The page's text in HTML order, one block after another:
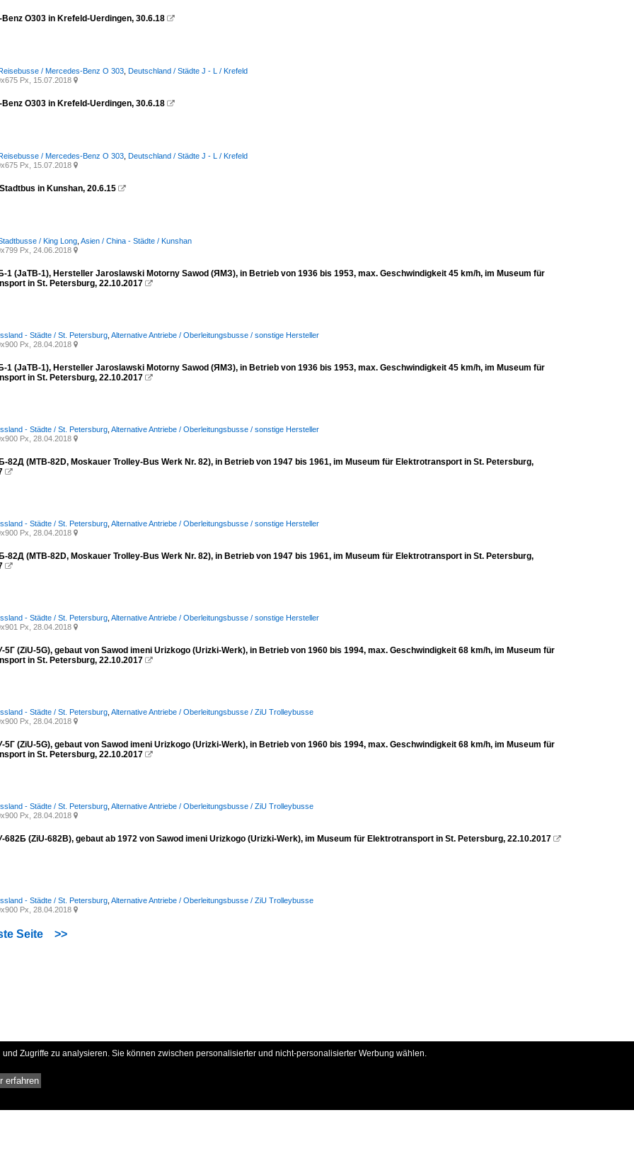
O303 in Krefeld-Uerdingen, 30.6.18 
/ Mercedes-Benz O 303 Deutschland / Städte J - L / Krefeld
Px, 15.07.2018 
O303 in Krefeld-Uerdingen, 30.6.18 
/ Mercedes-Benz O 303 Deutschland / Städte J - L / Krefeld
Px, 15.07.2018 
in Kunshan, 20.6.15 
/ King Long Asien / China - Städte / Kunshan
Px, 24.06.2018 
1 (JaTB-1), Hersteller Jaroslawski Motorny Sawod (ЯМЗ), in Betrieb von 1936 bis 1953, max. Geschwindigkeit 45 km/h, im Museum für
in St. Petersburg, 22.10.2017 
- Städte / St. Petersburg Alternative Antriebe / Oberleitungsbusse / sonstige Hersteller
Px, 28.04.2018 
1 (JaTB-1), Hersteller Jaroslawski Motorny Sawod (ЯМЗ), in Betrieb von 1936 bis 1953, max. Geschwindigkeit 45 km/h, im Museum für
in St. Petersburg, 22.10.2017 
- Städte / St. Petersburg Alternative Antriebe / Oberleitungsbusse / sonstige Hersteller
Px, 28.04.2018 
82Д (MTB-82D, Moskauer Trolley-Bus Werk Nr. 82), in Betrieb von 1947 bis 1961, im Museum für Elektrotransport in St. Petersburg,

- Städte / St. Petersburg Alternative Antriebe / Oberleitungsbusse / sonstige Hersteller
Px, 28.04.2018 
82Д (MTB-82D, Moskauer Trolley-Bus Werk Nr. 82), in Betrieb von 1947 bis 1961, im Museum für Elektrotransport in St. Petersburg,

- Städte / St. Petersburg Alternative Antriebe / Oberleitungsbusse / sonstige Hersteller
Px, 28.04.2018 
5Г (ZiU-5G), gebaut von Sawod imeni Urizkogo (Urizki-Werk), in Betrieb von 1960 bis 1994, max. Geschwindigkeit 68 km/h, im Museum für
in St. Petersburg, 22.10.2017 
- Städte / St. Petersburg Alternative Antriebe / Oberleitungsbusse / ZiU Trolleybusse
Px, 28.04.2018 
5Г (ZiU-5G), gebaut von Sawod imeni Urizkogo (Urizki-Werk), in Betrieb von 1960 bis 1994, max. Geschwindigkeit 68 km/h, im Museum für
in St. Petersburg, 22.10.2017 
- Städte / St. Petersburg Alternative Antriebe / Oberleitungsbusse / ZiU Trolleybusse
Px, 28.04.2018 
682Б (ZiU-682B), gebaut ab 1972 von Sawod imeni Urizkogo (Urizki-Werk), im Museum für Elektrotransport in St. Petersburg, 22.10.2017 
- Städte / St. Petersburg Alternative Antriebe / Oberleitungsbusse / ZiU Trolleybusse
Px, 28.04.2018 
Seite >>
Zugriffe zu analysieren. Sie können zwischen personalisierter und nicht-personalisierter Werbung wählen.
erfahren